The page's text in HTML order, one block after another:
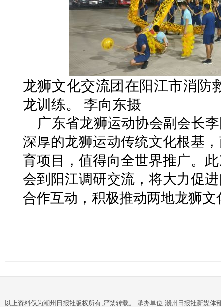
龙狮文化交流团在阳江市消防
龙训练。 李向东摄
广东省龙狮运动协会副会长
深厚的龙狮运动传统文化根基
育项目，值得向全世界推广。
会到阳江调研交流，将大力促
合作互动，积极推动两地龙狮
以上资料仅为潮州日报社版权所有,严禁转载。 承办单位:潮州日报社新媒体